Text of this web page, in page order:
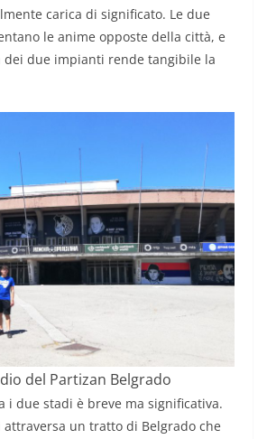
carica di significato. Le due
le anime opposte della città, e
dei due impianti rende tangibile la
del Partizan Belgrado
i due stadi è breve ma significativa.
un tratto di Belgrado che